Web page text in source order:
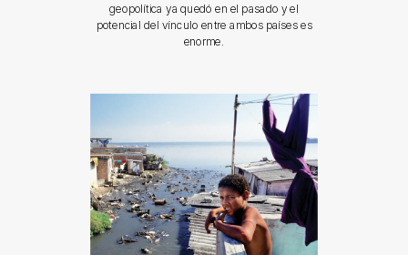
geopolítica ya quedó en el pasado y el
potencial del vínculo entre ambos países es
enorme.